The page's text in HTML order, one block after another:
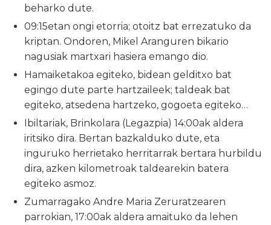
beharko dute.
09:15etan ongi etorria; otoitz bat errezatuko da
kriptan. Ondoren, Mikel Aranguren bikario
nagusiak martxari hasiera emango dio.
Hamaiketakoa egiteko, bidean gelditxo bat
egingo dute parte hartzaileek; taldeak bat
egiteko, atsedena hartzeko, gogoeta egiteko…
Ibiltariak, Brinkolara (Legazpia) 14:00ak aldera
iritsiko dira. Bertan bazkalduko dute, eta
inguruko herrietako herritarrak bertara hurbildu
dira, azken kilometroak taldearekin batera
egiteko asmoz.
Zumarragako Andre Maria Zeruratzearen
parrokian, 17:00ak aldera amaituko da lehen